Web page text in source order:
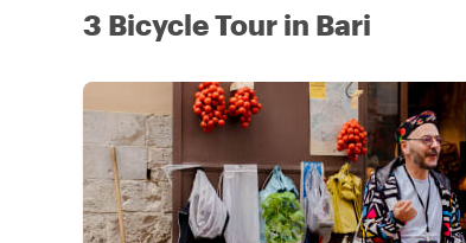
3 Bicycle Tour in Bari